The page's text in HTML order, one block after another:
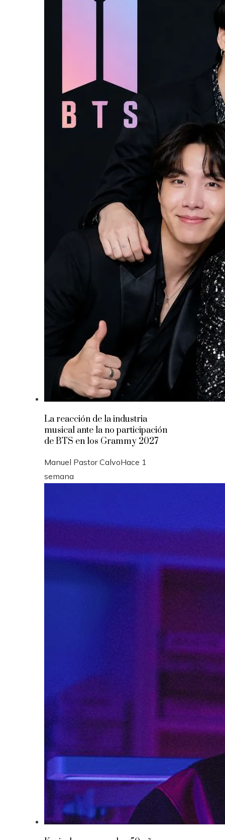
La reacción de la industria
musical ante la no participación
de BTS en los Grammy 2027
Manuel Pastor CalvoHace 1
semana